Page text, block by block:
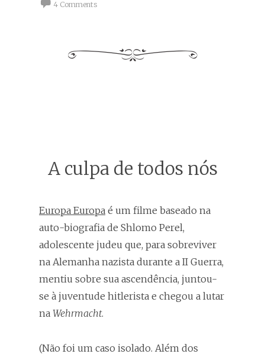
4 Comments
A culpa de todos nós
Europa Europa é um filme baseado na
auto-biografia de Shlomo Perel,
adolescente judeu que, para sobreviver
na Alemanha nazista durante a II Guerra,
mentiu sobre sua ascendência, juntou-
se à juventude hitlerista e chegou a lutar
na Wehrmacht.
(Não foi um caso isolado. Além dos